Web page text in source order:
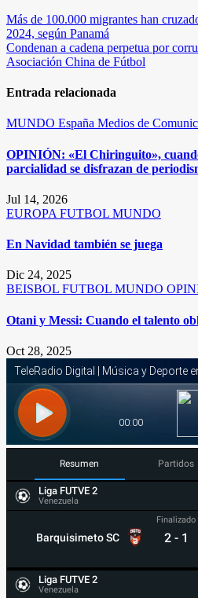
Navegación
de
entradas
Más de 100.000 migrantes han
2024, según Panamá
Condenan a cadena perpetua por
Asociación China de Fútbol
Entrada relacionada
MUNDO España Medios de
OPINIÓN: «El Chiringuito»,
parcialidad se disfrazan de
Jul 14, 2026
EUROPA FUTBOL MUNDO
En Navidad también se juega
Dic 24, 2025
BEISBOL FUTBOL MUNDO
Otani y Messi: Cuando el talento
Oct 28, 2025
Resumen Partidos
Liga FUTVE 2
Venezuela
Barquisimeto SC
Finalizado
2 - 1
Liga FUTVE 2
Venezuela